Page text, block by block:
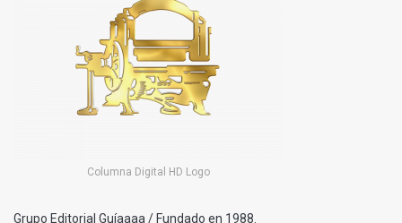
Columna Digital HD Logo
Grupo Editorial Guíaaaa / Fundado en 1988.